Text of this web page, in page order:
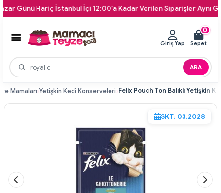
Hariç İstanbul İçi 12:00'a Kadar Verilen Siparişler Aynı Gün
ARA
Giriş Yap
0
Sepet
Mamaları Yetişkin Kedi Konserveleri
SKT: 03.2028